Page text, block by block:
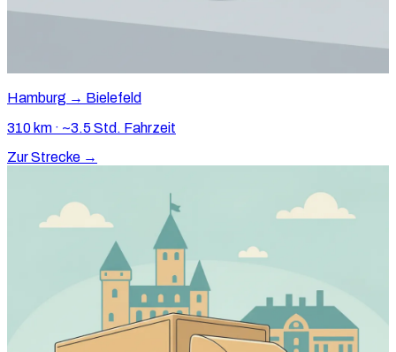
Hamburg → Bielefeld
310 km · ~3.5 Std. Fahrzeit
Zur Strecke →